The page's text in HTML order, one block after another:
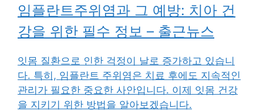
임플란트주위염과 그 예방: 치아 건
강을 위한 필수 정보 – 출근뉴스
잇몸 질환으로 인한 걱정이 날로 증가하고 있습니
다. 특히, 임플란트 주위염은 치료 후에도 지속적인
관리가 필요한 중요한 사안입니다. 이제 잇몸 건강
을 지키기 위한 방법을 알아보겠습니다.